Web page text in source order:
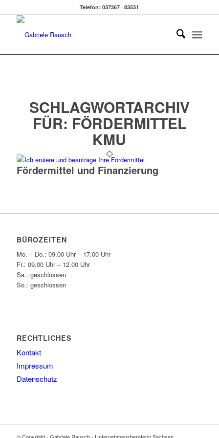
Telefon: 037367 · 83531
SCHLAGWORTARCHIV
FÜR: FÖRDERMITTEL
KMU
Fördermittel und Finanzierung
BÜROZEITEN
Mo. – Do.: 09.00 Uhr – 17.00 Uhr
Fr.: 09.00 Uhr – 12.00 Uhr
Sa.: geschlossen
So.: geschlossen
RECHTLICHES
Kontakt
Impressum
Datenschutz